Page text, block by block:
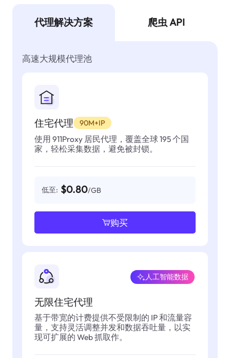
代理解决方案 爬虫 API
高速大规模代理池
住宅代理 90M+IP
使用 911Proxy 居民代理，覆盖全球 195 个国
家，轻松采集数据，避免被封锁。
低至: $0.80/GB
购买
无限住宅代理
人工智能数据
基于带宽的计费提供不受限制的 IP 和流量容
量，支持灵活调整并发和数据吞吐量，以实
现可扩展的 Web 抓取作。